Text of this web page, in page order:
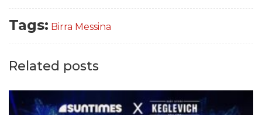
Tags: Birra Messina
Related posts